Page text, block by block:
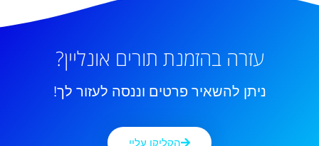
עזרה בהזמנת תורים אונליין?
ניתן להשאיר פרטים וננסה לעזור לך!
הקליקו עליי